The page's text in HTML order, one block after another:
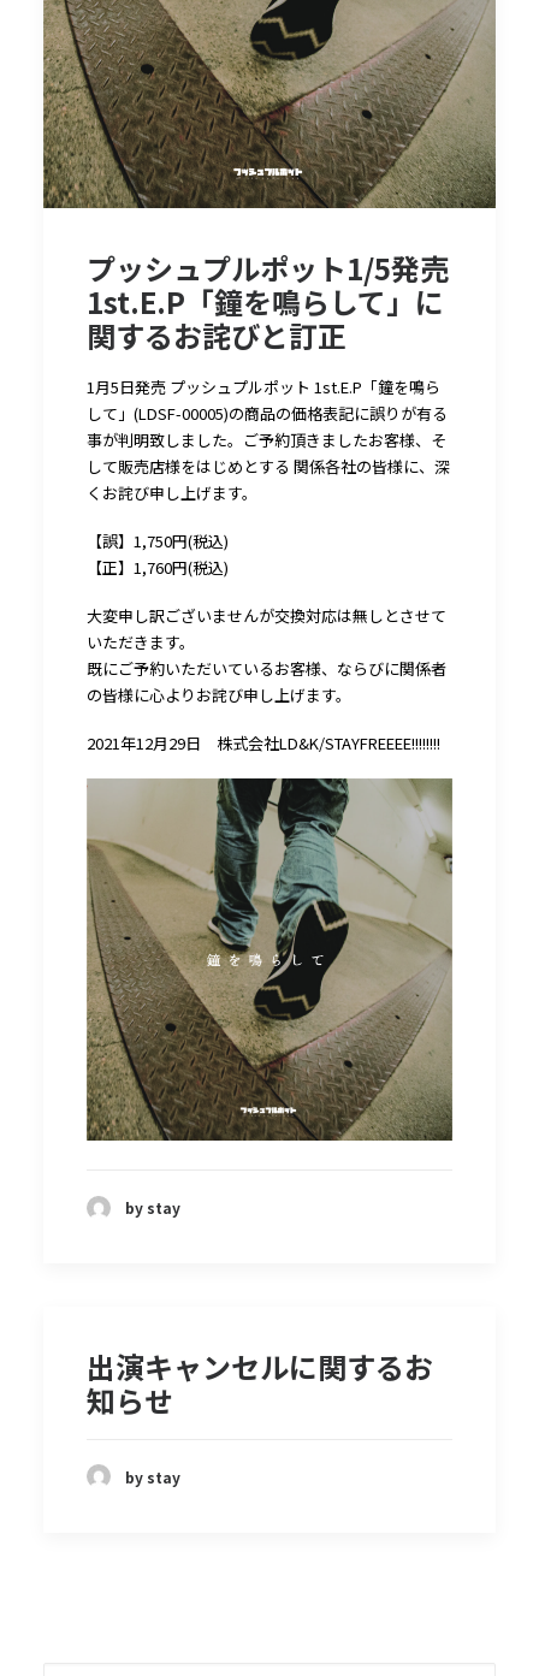
プッシュプルポット1/5発売
1st.E.P「鐘を鳴らして」に
関するお詫びと訂正
1月5日発売 プッシュプルポット 1st.E.P「鐘を鳴ら
して」(LDSF-00005)の商品の価格表記に誤りが有る
事が判明致しました。ご予約頂きましたお客様、そ
して販売店様をはじめとする 関係各社の皆様に、深
くお詫び申し上げます。
【誤】1,750円(税込)
【正】1,760円(税込)
大変申し訳ございませんが交換対応は無しとさせて
いただきます。
既にご予約いただいているお客様、ならびに関係者
の皆様に心よりお詫び申し上げます。
2021年12月29日 株式会社LD&K/STAYFREEEE!!!!!!!!
by stay
出演キャンセルに関するお
知らせ
by stay